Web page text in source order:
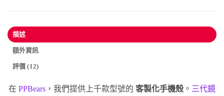
描述
額外資訊
評價 (12)
在 PPBears ，我們提供上千款型號的 客製化手機殼 。 三代鏡